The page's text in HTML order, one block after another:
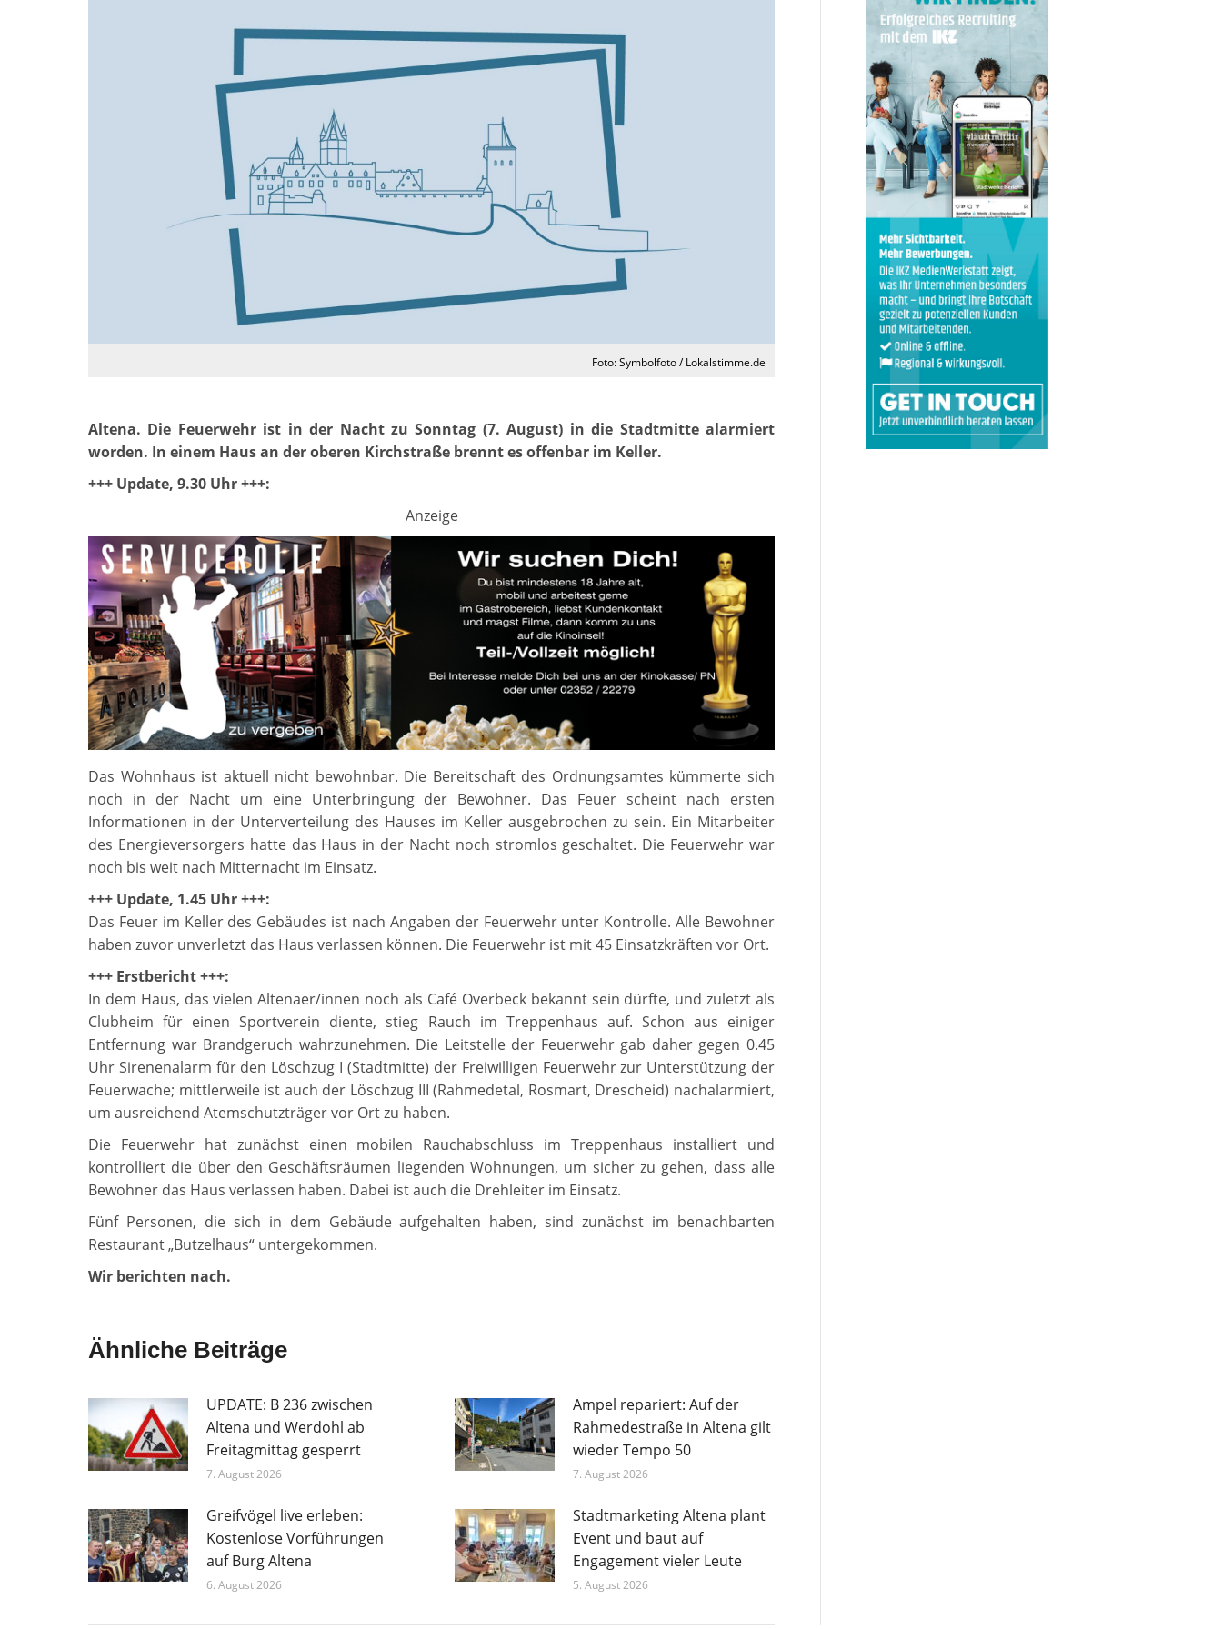
Foto: Symbolfoto / Lokalstimme.de
Altena. Die Feuerwehr ist in der Nacht zu Sonntag (7. August) in die Stadtmitte alarmiert
worden. In einem Haus an der oberen Kirchstraße brennt es offenbar im Keller.
+++ Update, 9.30 Uhr +++:
Anzeige
Das Wohnhaus ist aktuell nicht bewohnbar. Die Bereitschaft des Ordnungsamtes kümmerte sich
noch in der Nacht um eine Unterbringung der Bewohner. Das Feuer scheint nach ersten
Informationen in der Unterverteilung des Hauses im Keller ausgebrochen zu sein. Ein Mitarbeiter
des Energieversorgers hatte das Haus in der Nacht noch stromlos geschaltet. Die Feuerwehr war
noch bis weit nach Mitternacht im Einsatz.
+++ Update, 1.45 Uhr +++:
Das Feuer im Keller des Gebäudes ist nach Angaben der Feuerwehr unter Kontrolle. Alle Bewohner
haben zuvor unverletzt das Haus verlassen können. Die Feuerwehr ist mit 45 Einsatzkräften vor Ort.
+++ Erstbericht +++:
In dem Haus, das vielen Altenaer/innen noch als Café Overbeck bekannt sein dürfte, und zuletzt als
Clubheim für einen Sportverein diente, stieg Rauch im Treppenhaus auf. Schon aus einiger
Entfernung war Brandgeruch wahrzunehmen. Die Leitstelle der Feuerwehr gab daher gegen 0.45
Uhr Sirenenalarm für den Löschzug I (Stadtmitte) der Freiwilligen Feuerwehr zur Unterstützung der
Feuerwache; mittlerweile ist auch der Löschzug III (Rahmedetal, Rosmart, Drescheid) nachalarmiert,
um ausreichend Atemschutzträger vor Ort zu haben.
Die Feuerwehr hat zunächst einen mobilen Rauchabschluss im Treppenhaus installiert und
kontrolliert die über den Geschäftsräumen liegenden Wohnungen, um sicher zu gehen, dass alle
Bewohner das Haus verlassen haben. Dabei ist auch die Drehleiter im Einsatz.
Fünf Personen, die sich in dem Gebäude aufgehalten haben, sind zunächst im benachbarten
Restaurant „Butzelhaus“ untergekommen.
Wir berichten nach.
Ähnliche Beiträge
UPDATE: B 236 zwischen
Altena und Werdohl ab
Freitagmittag gesperrt
7. August 2026
Ampel repariert: Auf der
Rahmedestraße in Altena gilt
wieder Tempo 50
7. August 2026
Greifvögel live erleben:
Kostenlose Vorführungen
auf Burg Altena
6. August 2026
Stadtmarketing Altena plant
Event und baut auf
Engagement vieler Leute
5. August 2026